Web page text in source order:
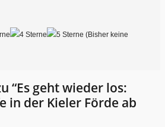
(Bisher keine
“Es geht wieder los:
in der Kieler Förde ab